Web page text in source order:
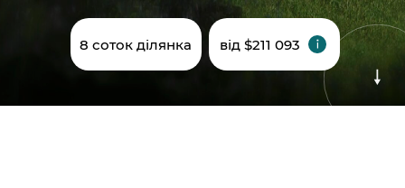
від $211 093
8 соток ділянка